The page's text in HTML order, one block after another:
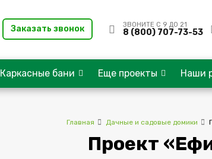
Заказать звонок ЗВОНИТЕ С 9 ДО 21
8 (800) 707-73-53
Каркасные бани Еще проекты Наши
Проект
Главная Дачные и садовые домики